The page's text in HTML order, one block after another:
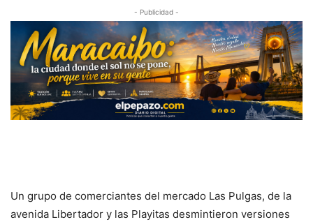
- Publicidad -
Un grupo de comerciantes del mercado Las Pulgas, de la
avenida Libertador y las Playitas desmintieron versiones